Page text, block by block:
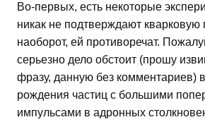
Во-первых, есть некоторые
никак не подтверждают кварковую
наоборот, ей противоречат.
серьезно дело обстоит (прошу
фразу, данную без комментариев)
рождения частиц с большими
импульсами в адронных